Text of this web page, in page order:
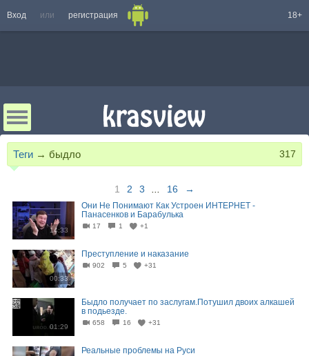
Вход или регистрация 18+
Теги → быдло 317
1 2 3 16 →
14:33
Они Не Понимают Как Устроен ИНТЕРНЕТ -
Панасенков и Барабулька
17 1 +1
00:33
Преступление и наказание
902 5 +31
01:29
Быдло получает по заслугам.Потушил двоих алкашей
в подьезде.
658 16 +31
Реальные проблемы на Руси